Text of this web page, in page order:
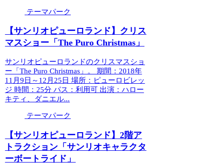
テーマパーク
【サンリオピューロランド】クリス
マスショー「The Puro Christmas」
サンリオピューロランドのクリスマスショ
ー「The Puro Christmas」。 期間：2018年
11月9日～12月25日 場所：ピューロビレッ
ジ 時間：25分 パス：利用可 出演：ハロー
キティ、ダニエル...
テーマパーク
【サンリオピューロランド】2階ア
トラクション「サンリオキャラクタ
ーボートライド」